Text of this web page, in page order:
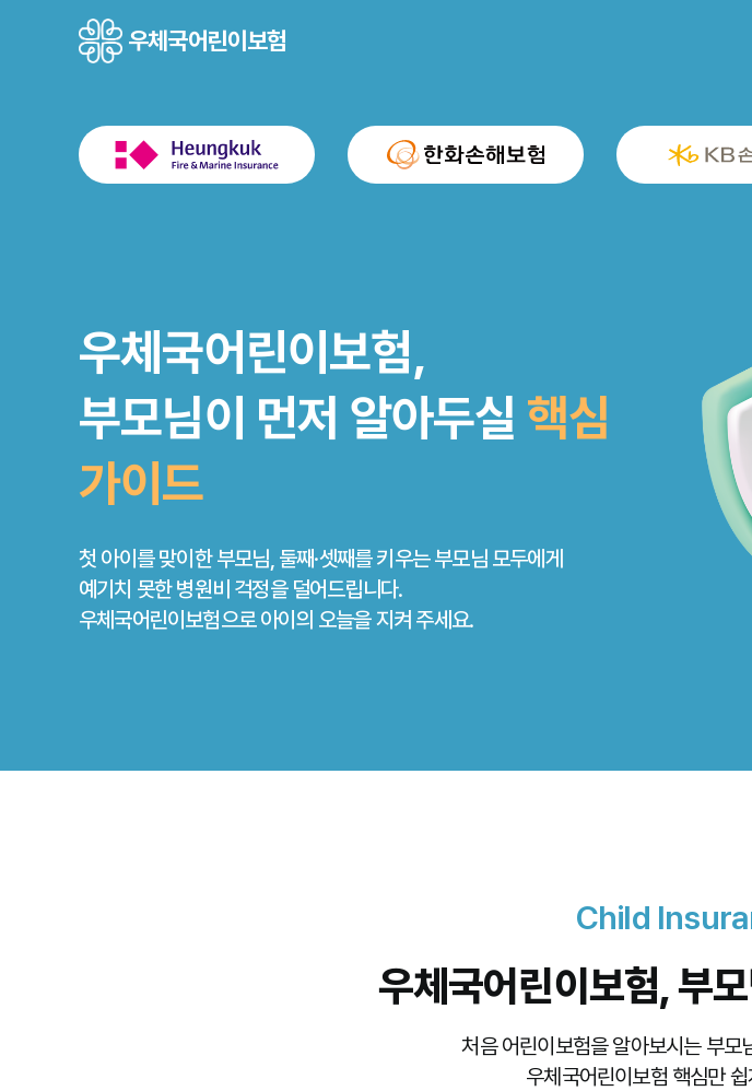
우체국어린이보험
건강과 안전
지키는 선택
핵심
가이드
건강과 안전
지키는 선택
우체국어린이보험,
부모님이 먼저 알아두실 핵심
가이드
첫 아이를 맞이한 부모님, 둘째·셋째를 키우는 부모님 모두에게
예기치 못한 병원비 걱정을 덜어드립니다.
우체국어린이보험으로 아이의 오늘을 지켜 주세요.
Child
우체국어린이보험,부
처음 어린이보험을 알아보시는 부모
우체국어린이보험 핵심만